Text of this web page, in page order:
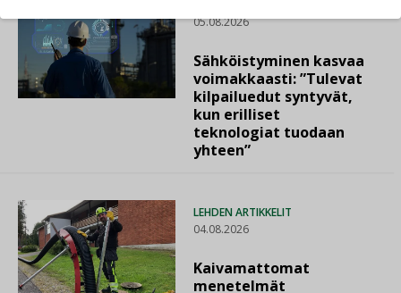
05.08.2026
Sähköistyminen kasvaa
voimakkaasti: ”Tulevat
kilpailuedut syntyvät,
kun erilliset
teknologiat tuodaan
yhteen”
LEHDEN ARTIKKELIT
04.08.2026
Kaivamattomat
menetelmät